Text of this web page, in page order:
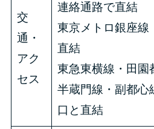
交
通・
アク
セス
連絡通路で直結
東京メトロ銀座線
直結
東急東横線・田園
半蔵門線・副都心
口と直結